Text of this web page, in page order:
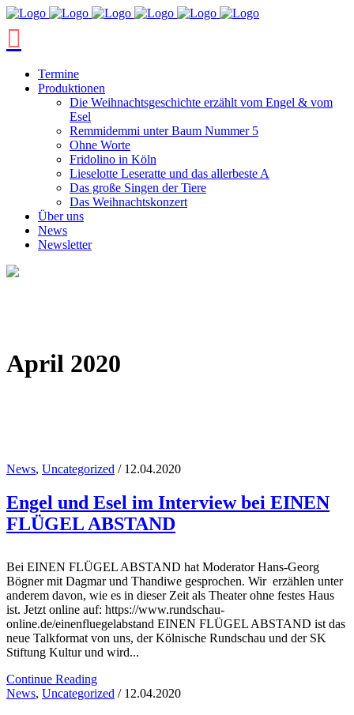
Termine
Produktionen
Die Weihnachtsgeschichte erzählt vom Engel & vom
Esel
Remmidemmi unter Baum Nummer 5
Ohne Worte
Fridolino in Köln
Lieselotte Leseratte und das allerbeste A
Das große Singen der Tiere
Das Weihnachtskonzert
Über uns
News
Newsletter
April 2020
News, Uncategorized / 12.04.2020
Engel und Esel im Interview bei EINEN
FLÜGEL ABSTAND
Bei EINEN FLÜGEL ABSTAND hat Moderator Hans-Georg
Bögner mit Dagmar und Thandiwe gesprochen. Wir erzählen unter
anderem davon, wie es in dieser Zeit als Theater ohne festes Haus
ist. Jetzt online auf: https://www.rundschau-
online.de/einenfluegelabstand EINEN FLÜGEL ABSTAND ist das
neue Talkformat von uns, der Kölnische Rundschau und der SK
Stiftung Kultur und wird...
Continue Reading
News, Uncategorized / 12.04.2020